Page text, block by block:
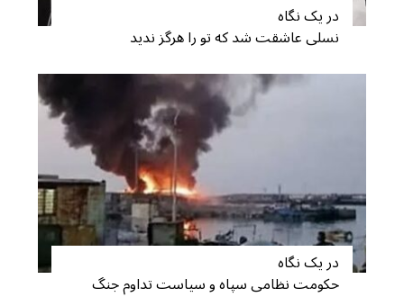
در یک نگاه
نسلی عاشقت شد که تو را هرگز ندید
در یک نگاه
حکومت نظامی سپاه و سیاست تداوم جنگ
S
e
a
r